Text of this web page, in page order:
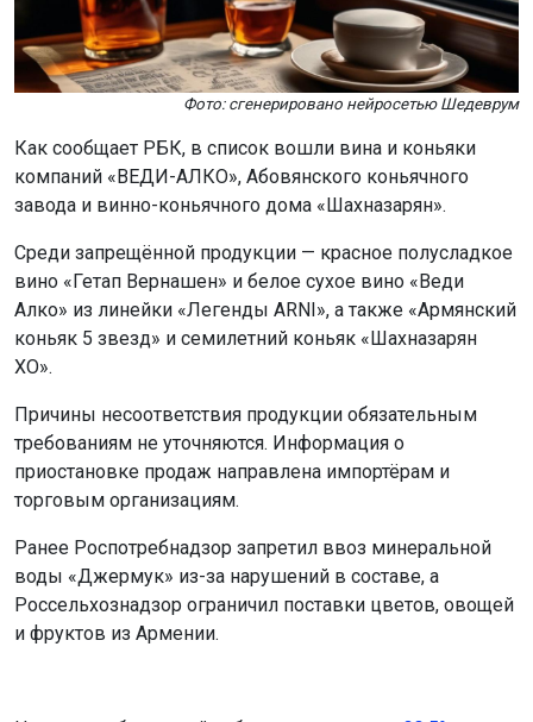
Фото: сгенерировано нейросетью Шедеврум
Как сообщает РБК, в список вошли вина и коньяки
компаний «ВЕДИ-АЛКО», Абовянского коньячного
завода и винно-коньячного дома «Шахназарян».
Среди запрещённой продукции — красное полусладкое
вино «Гетап Вернашен» и белое сухое вино «Веди
Алко» из линейки «Легенды ARNI», а также «Армянский
коньяк 5 звезд» и семилетний коньяк «Шахназарян
ХО».
Причины несоответствия продукции обязательным
требованиям не уточняются. Информация о
приостановке продаж направлена импортёрам и
торговым организациям.
Ранее Роспотребнадзор запретил ввоз минеральной
воды «Джермук» из-за нарушений в составе, а
Россельхознадзор ограничил поставки цветов, овощей
и фруктов из Армении.